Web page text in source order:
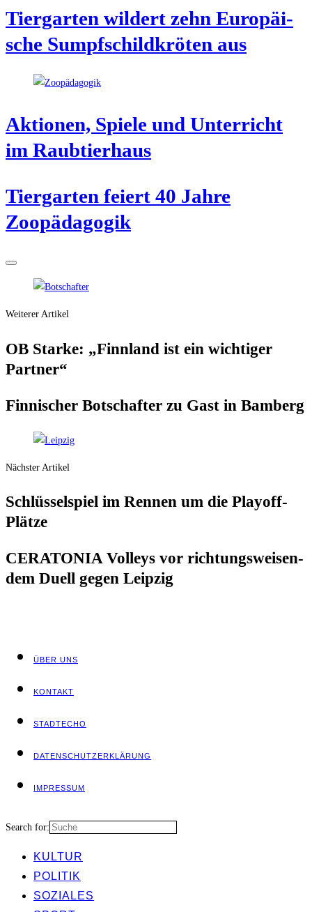
Tier­gar­ten wil­dert zehn Euro­päi­
sche Sumpf­schild­krö­ten aus
Aktio­nen, Spie­le und Unter­richt
im Raubtierhaus
Tier­gar­ten fei­ert 40 Jah­re
Zoopädagogik
Weiterer Artikel
OB Star­ke: „Finn­land ist ein wich­ti­ger
Partner“
Fin­ni­scher Bot­schaf­ter zu Gast in Bamberg
Nächster Artikel
Schlüs­sel­spiel im Ren­nen um die Playoff-
Plätze
CERATONIA Vol­leys vor rich­tungs­wei­sen­
dem Duell gegen Leipzig
ÜBER UNS
KON­TAKT
STADT­ECHO
DATEN­SCHUTZ­ER­KLÄ­RUNG
IMPRES­SUM
Search for:
KUL­TUR
POLI­TIK
SOZIA­LES